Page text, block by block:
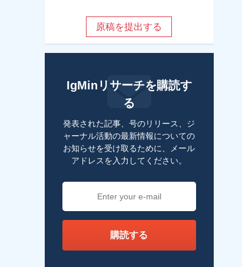
原稿を提出する
IgMinリサーチを購読す
る
発表された記事、号のリリース、ジ
ャーナル活動の最新情報についての
お知らせを受け取るために、メール
アドレスを入力してください。
購読する